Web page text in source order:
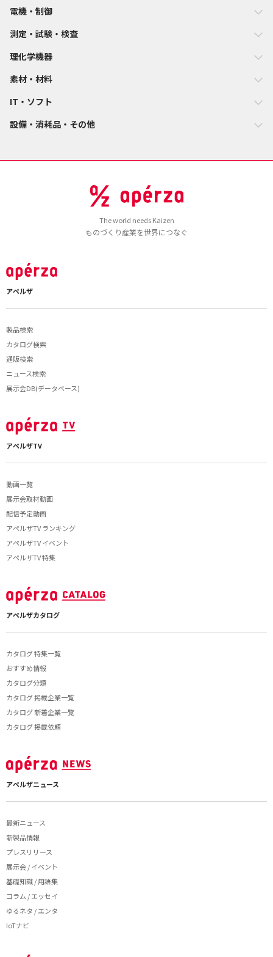
電機・制御
測定・試験・検査
理化学機器
素材・材料
IT・ソフト
設備・消耗品・その他
The world needs Kaizen
ものづくり産業を世界につなぐ
アペルザ
製品検索
カタログ検索
通販検索
ニュース検索
展示会DB(データベース)
アペルザTV
動画一覧
展示会取材動画
配信予定動画
アペルザTV ランキング
アペルザTV イベント
アペルザTV 特集
アペルザカタログ
カタログ 特集一覧
おすすめ情報
カタログ分類
カタログ 掲載企業一覧
カタログ 新着企業一覧
カタログ 掲載依頼
アペルザニュース
最新ニュース
新製品情報
プレスリリース
展示会 / イベント
基礎知識 / 用語集
コラム / エッセイ
ゆるネタ / エンタ
IoTナビ